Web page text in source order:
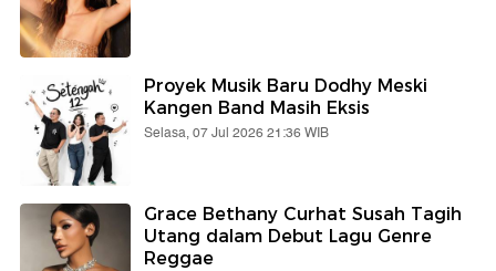
Proyek Musik Baru Dodhy Meski
Kangen Band Masih Eksis
Selasa, 07 Jul 2026 21:36 WIB
Grace Bethany Curhat Susah Tagih
Utang dalam Debut Lagu Genre
Reggae